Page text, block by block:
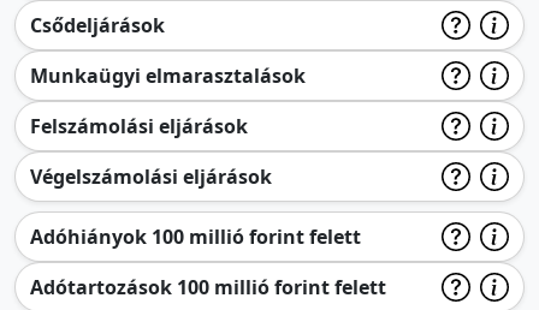
Csődeljárások
Munkaügyi elmarasztalások
Felszámolási eljárások
Végelszámolási eljárások
Adóhiányok 100 millió forint felett
Adótartozások 100 millió forint felett